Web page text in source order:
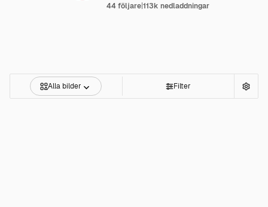
44 följare|113k nedladdningar
Alla bilder Filter